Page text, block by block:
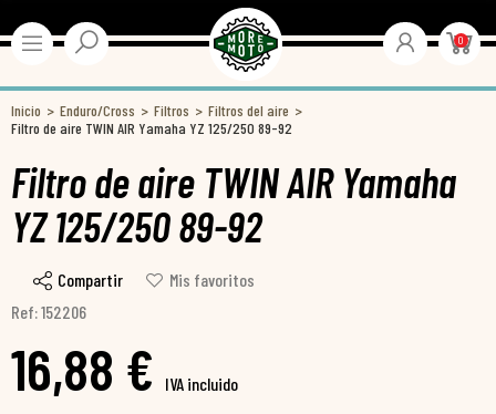
0
Inicio Enduro/Cross Filtros
Filtros del aire
Filtro de aire TWIN AIR Yamaha YZ 125/250 89-92
Filtro de aire TWIN AIR Yamaha
YZ 125/250 89-92
Compartir
Mis favoritos
Ref: 152206
16,88 € IVA incluido